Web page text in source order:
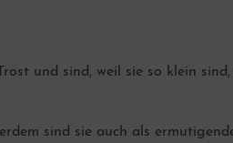
und sind, weil sie so klein
sind sie auch als